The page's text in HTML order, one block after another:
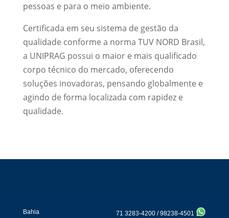
pessoas e para o meio ambiente.
Certificada em seu sistema de gestão da
qualidade conforme a norma TUV NORD Brasil,
a UNIPRAG possui o maior e mais qualificado
corpo técnico do mercado, oferecendo
soluções inovadoras, pensando globalmente e
agindo de forma localizada com rapidez e
qualidade.
Bahia 71 3283-4200 /98238-4501